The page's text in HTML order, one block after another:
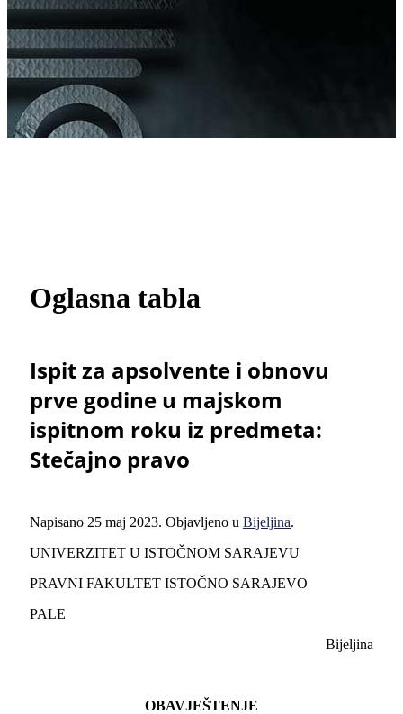
Oglasna tabla
Ispit za apsolvente i obnovu
prve godine u majskom
ispitnom roku iz predmeta:
Stečajno pravo
Napisano 25 maj 2023. Objavljeno u Bijeljina.
UNIVERZITET U ISTOČNOM SARAJEVU
PRAVNI FAKULTET ISTOČNO SARAJEVO
PALE
Bijeljina
OBAVJEŠTENJE